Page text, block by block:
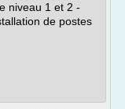
niveau 1 et 2 -
de postes